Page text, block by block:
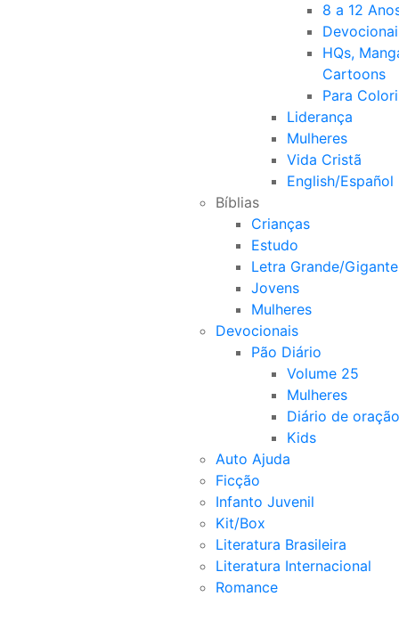
8 a 12
HQs,
Cartoons
Para
Liderança
Mulheres
Vida Cristã
English/Español
Bíblias
Crianças
Estudo
Letra Grande/Gigante
Jovens
Mulheres
Devocionais
Pão Diário
Volume 25
Mulheres
Diário de oração
Kids
Auto Ajuda
Ficção
Infanto Juvenil
Kit/Box
Literatura Brasileira
Literatura Internacional
Romance